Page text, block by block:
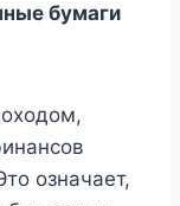
бумаги
означает,